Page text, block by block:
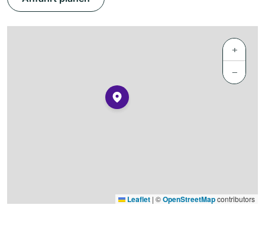
+
−
Leaflet | ©OpenStreetMapcontributors